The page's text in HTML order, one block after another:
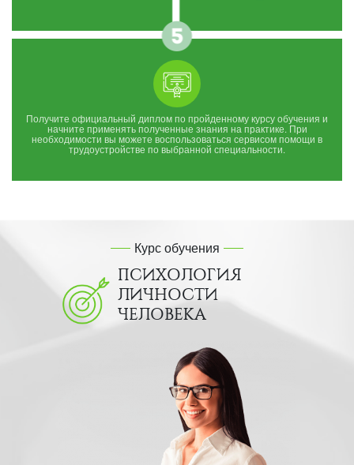
Получите официальный диплом по пройденному курсу обучения и
начните применять полученные знания на практике. При
необходимости вы можете воспользоваться сервисом помощи в
трудоустройстве по выбранной специальности.
Курс обучения
ПСИХОЛОГИЯ
ЛИЧНОСТИ
ЧЕЛОВЕКА